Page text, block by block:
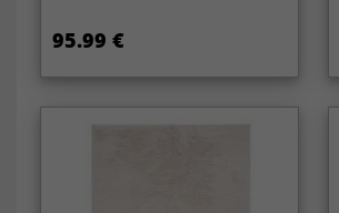
95.99 €